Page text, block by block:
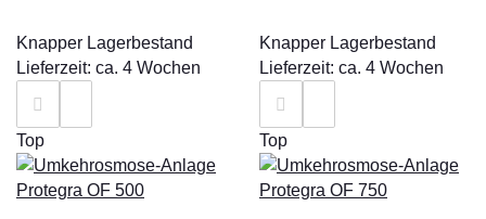
Knapper Lagerbestand
Lieferzeit: ca. 4 Wochen
Knapper Lagerbestand
Lieferzeit: ca. 4 Wochen
Top Top